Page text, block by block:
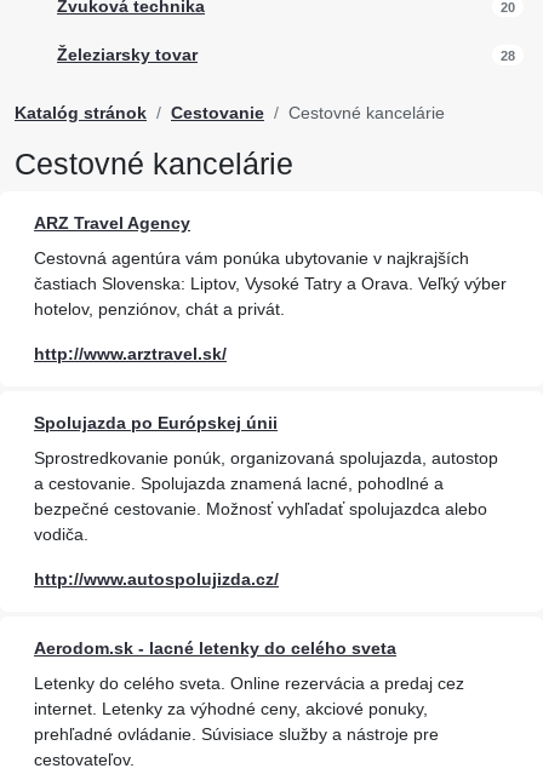
Zvuková technika 20
Železiarsky tovar 28
Katalóg stránok Cestovanie Cestovné kancelárie
Cestovné kancelárie
ARZ Travel Agency
Cestovná agentúra vám ponúka ubytovanie v najkrajších
častiach Slovenska: Liptov, Vysoké Tatry a Orava. Veľký výber
hotelov, penziónov, chát a privát.
http://www.arztravel.sk/
Spolujazda po Európskej únii
Sprostredkovanie ponúk, organizovaná spolujazda, autostop
a cestovanie. Spolujazda znamená lacné, pohodlné a
bezpečné cestovanie. Možnosť vyhľadať spolujazdca alebo
vodiča.
http://www.autospolujizda.cz/
Aerodom.sk - lacné letenky do celého sveta
Letenky do celého sveta. Online rezervácia a predaj cez
internet. Letenky za výhodné ceny, akciové ponuky,
prehľadné ovládanie. Súvisiace služby a nástroje pre
cestovateľov.